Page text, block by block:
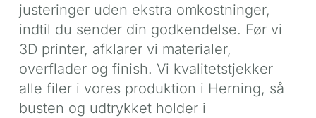
justeringer uden ekstra omkostninger,
indtil du sender din godkendelse. Før vi
3D printer, afklarer vi materialer,
overflader og finish. Vi kvalitetstjekker
alle filer i vores produktion i Herning, så
busten og udtrykket holder i